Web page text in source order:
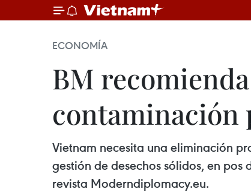
ECONOMÍA
BM
contaminación
Vietnam necesita una eliminación
gestión de desechos sólidos, en
revista Moderndiplomacy.eu.